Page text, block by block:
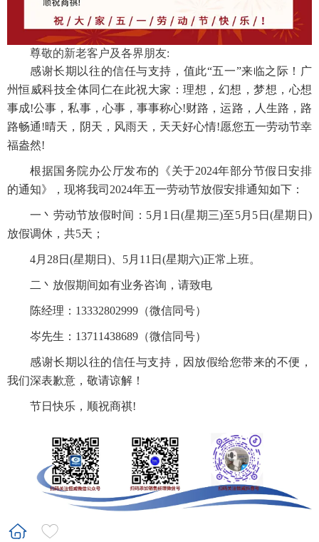
尊敬的新老客户及各界朋友:
感谢长期以往的信任与支持，值此“五一”来临之际！广
州恒威科技全体同仁在此祝大家：理想，幻想，梦想，心想
事成!公事，私事，心事，事事称心!财路，运路，人生路，路
路畅通!晴天，阴天，风雨天，天天好心情!愿您五一劳动节幸
福盎然!
根据国务院办公厅发布的《关于2024年部分节假日安排
的通知》，现将我司2024年五一劳动节放假安排通知如下：
一丶劳动节放假时间： 5月 1 日(星期三)至5月 5 日 (星期 日)
放假调休，共5天 ；
4月28日 (星期 日 )、5月 11 日 (星期六)正常上班。
二丶放假期间如有业务咨询，请致电
陈经理： 13332802999（微信同号）
岑先生 ： 13711438689（微信同号）
感谢长期以往的信任与支持，因放假给您带来的不便，
我们深表歉意，敬请谅解！
节日快乐， 顺祝商祺!